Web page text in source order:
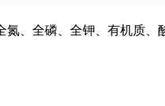
、全磷、全钾、有机质